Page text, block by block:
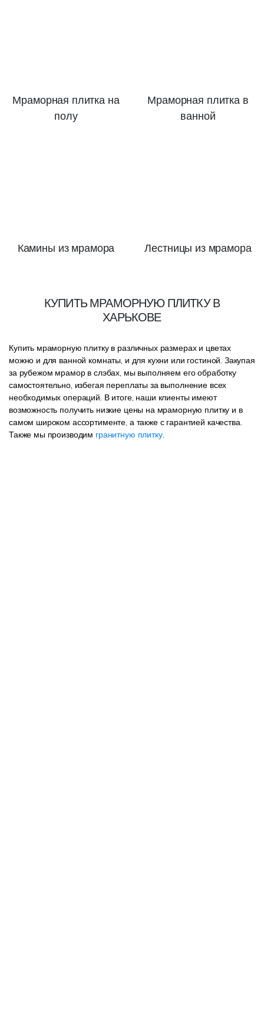
Мраморная плитка на
полу
Мраморная плитка в
ванной
Камины из мрамора Лестницы из мрамора
КУПИТЬ МРАМОРНУЮ ПЛИТКУ В
ХАРЬКОВЕ
Купить мраморную плитку в различных размерах и цветах
можно и для ванной комнаты, и для кухни или гостиной. Закупая
за рубежом мрамор в слэбах, мы выполняем его обработку
самостоятельно, избегая переплаты за выполнение всех
необходимых операций. В итоге, наши клиенты имеют
возможность получить низкие цены на мраморную плитку и в
самом широком ассортименте, а также с гарантией качества.
Также мы производим гранитную плитку.